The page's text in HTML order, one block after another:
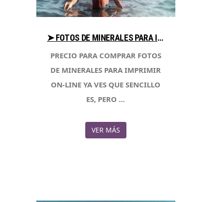
➤ FOTOS DE MINERALES PARA IMPRIMIR VENTAJAS AL COMPRAR EN LIBRERIAESOTERICA.NET
PRECIO PARA COMPRAR FOTOS
DE MINERALES PARA IMPRIMIR
ON-LINE YA VES QUE SENCILLO
ES, PERO …
VER MÁS